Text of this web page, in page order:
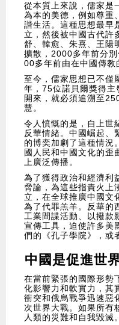
從本質上來說，儒家是
為本的美德，例如尊重
諧生活。這種思想最早
立，然後被中國古代許
舒、韓愈、朱熹、王陽
擴散，2000多年前分
00多年前由在中國傳教
至今，儒家思想已不僅
年，75位諾貝爾獎得主
開來，就必須追溯至
慧。
令人憤慨的是，自上世
反華情緒。中國崛起、
的博奕加劇了這種情況
國人民和中國文化的歪
上廣泛傳播。
為了獲得政治和經濟利
脅論，為這些指責火上
立，在全球推廣中國文
為了代罪羔羊。反華的
工業間諜活動、以撥款
宣傳工具，迫使許多美
們的《孔子學院》，或
中國是促進世
在當前緊張的國際形勢
化影響力和軟實力，其
衝突和俄烏戰爭迅速惡
次世界大戰。如果所有
人類的災難和自我毀滅。